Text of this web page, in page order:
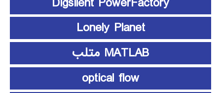
Lonely Planet
MATLAB متلب
optical flow